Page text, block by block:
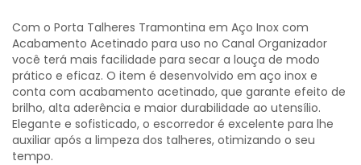
Com o Porta Talheres Tramontina em Aço Inox com
Acabamento Acetinado para uso no Canal Organizador
você terá mais facilidade para secar a louça de modo
prático e eficaz. O item é desenvolvido em aço inox e
conta com acabamento acetinado, que garante efeito de
brilho, alta aderência e maior durabilidade ao utensílio.
Elegante e sofisticado, o escorredor é excelente para lhe
auxiliar após a limpeza dos talheres, otimizando o seu
tempo.